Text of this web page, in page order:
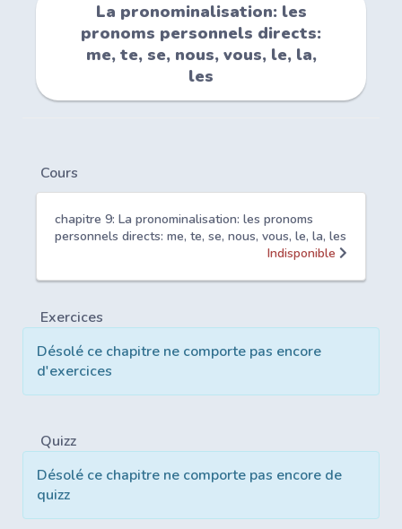
La pronominalisation: les
pronoms personnels directs:
me, te, se, nous, vous, le, la,
les
Cours
chapitre 9: La pronominalisation: les pronoms
personnels directs: me, te, se, nous, vous, le, la, les
Indisponible
Exercices
Désolé ce chapitre ne comporte pas encore
d'exercices
Quizz
Désolé ce chapitre ne comporte pas encore de
quizz